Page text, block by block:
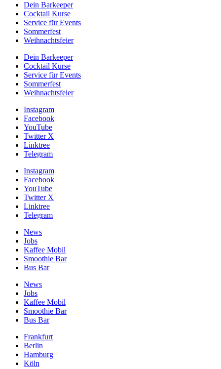
Dein Barkeeper
Cocktail Kurse
Service für Events
Sommerfest
Weihnachtsfeier
Dein Barkeeper
Cocktail Kurse
Service für Events
Sommerfest
Weihnachtsfeier
Instagram
Facebook
YouTube
Twitter X
Linktree
Telegram
Instagram
Facebook
YouTube
Twitter X
Linktree
Telegram
News
Jobs
Kaffee Mobil
Smoothie Bar
Bus Bar
News
Jobs
Kaffee Mobil
Smoothie Bar
Bus Bar
Frankfurt
Berlin
Hamburg
Köln